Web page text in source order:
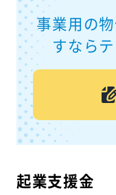
事業用の
すなら
起業支援金